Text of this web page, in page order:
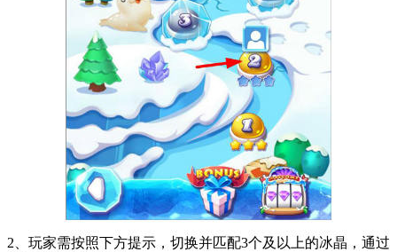
2、玩家需按照下方提示，切换并匹配3个及以上的冰晶，通过